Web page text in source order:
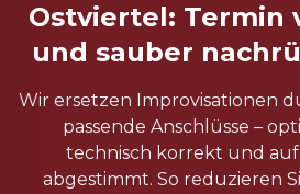
Ostviertel: Termin
und sauber
Wir ersetzen Improvisationen
passende Anschlüsse –
technisch korrekt und
abgestimmt. So reduzieren